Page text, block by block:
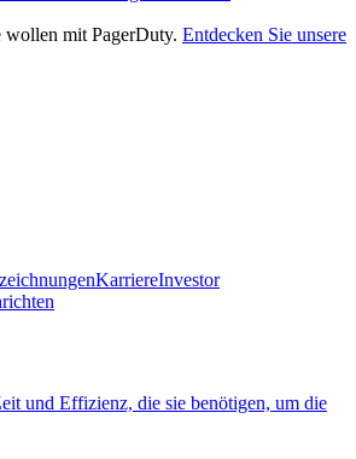
mit PagerDuty. Entdecken Sie unsere
KarriereInvestor
und Effizienz, die sie benötigen, um die